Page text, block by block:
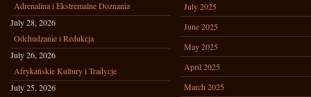
Adrenalina i Ekstremalne Doznania
July 28, 2026
Odchudzanie i Redukcja
July 26, 2026
Afrykańskie Kultury i Tradycje
July 25, 2026
July 2025
June 2025
May 2025
April 2025
March 2025